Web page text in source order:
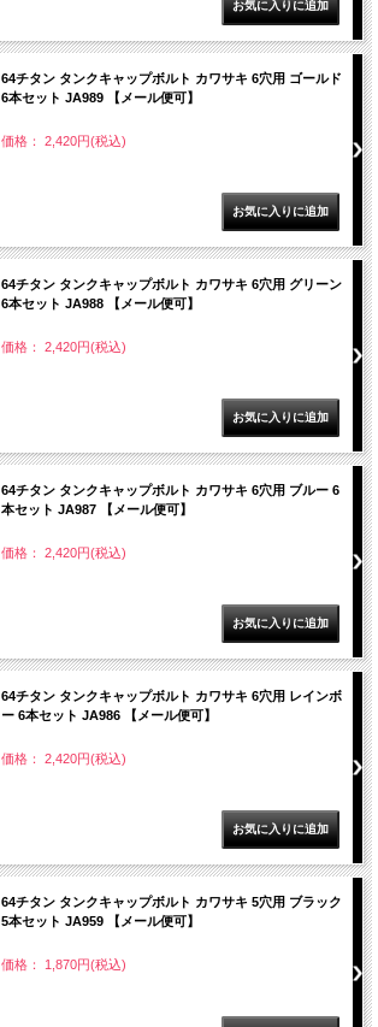
64チタン タンクキャップボルト カワサキ 6穴用 ゴールド
6本セット JA989 【メール便可】
価格： 2,420円(税込)
64チタン タンクキャップボルト カワサキ 6穴用 グリーン
6本セット JA988 【メール便可】
価格： 2,420円(税込)
64チタン タンクキャップボルト カワサキ 6穴用 ブルー 6
本セット JA987 【メール便可】
価格： 2,420円(税込)
64チタン タンクキャップボルト カワサキ 6穴用 レインボ
ー 6本セット JA986 【メール便可】
価格： 2,420円(税込)
64チタン タンクキャップボルト カワサキ 5穴用 ブラック
5本セット JA959 【メール便可】
価格： 1,870円(税込)